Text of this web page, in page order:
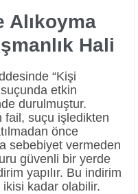
Alıkoyma
Hali
“Kişi
etkin
durulmuştur.
fail, suçu işledikten
önce
sebebiyet vermeden
güvenli bir yerde
yapılır. Bu indirim
kadar olabilir.